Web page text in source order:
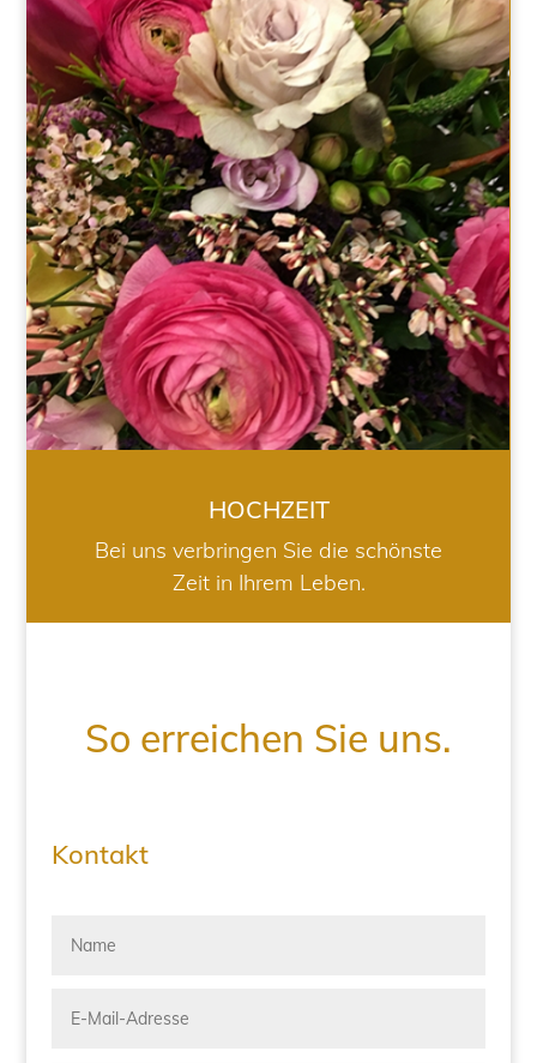
HOCHZEIT
HOCHZEIT
Bei uns verbringen Sie die schönste
Zeit in Ihrem Leben.
So erreichen Sie uns.
Kontakt